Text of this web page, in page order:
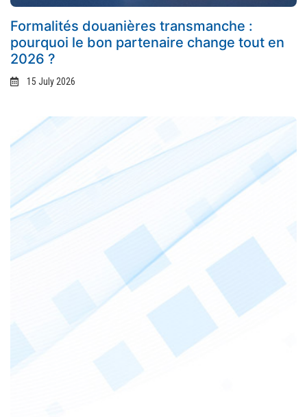
Formalités douanières transmanche :
pourquoi le bon partenaire change tout en
2026 ?
15 July 2026